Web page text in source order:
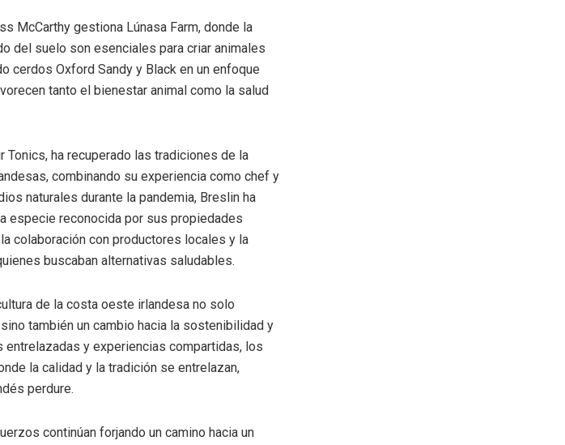
McCarthy gestiona Lúnasa Farm, donde la
del suelo son esenciales para criar animales
cerdos Oxford Sandy y Black en un enfoque
tanto el bienestar animal como la salud
Tonics, ha recuperado las tradiciones de la
combinando su experiencia como chef y
naturales durante la pandemia, Breslin ha
especie reconocida por sus propiedades
colaboración con productores locales y la
buscaban alternativas saludables.
de la costa oeste irlandesa no solo
también un cambio hacia la sostenibilidad y
entrelazadas y experiencias compartidas, los
la calidad y la tradición se entrelazan,
perdure.
continúan forjando un camino hacia un